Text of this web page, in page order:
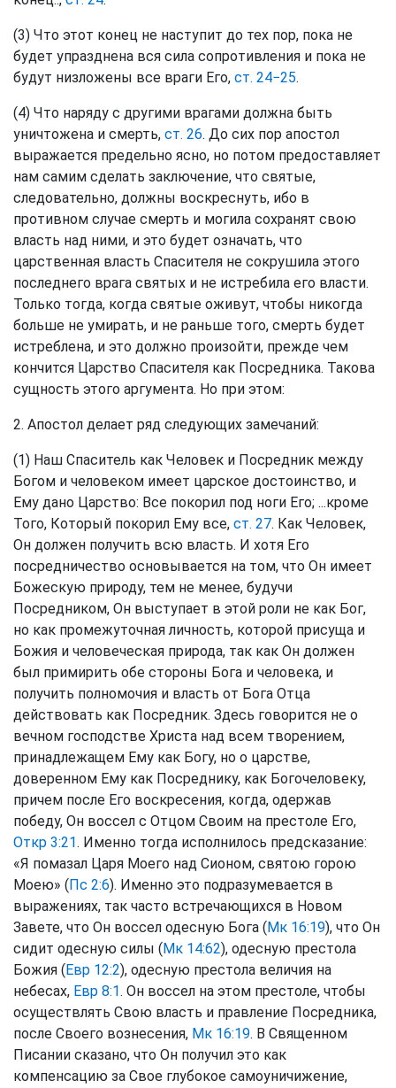
(3) Что этот конец не наступит до тех пор, пока не
будет упразднена вся сила сопротивления и пока не
будут низложены все враги Его, ст. 24−25.
(4) Что наряду с другими врагами должна быть
уничтожена и смерть, ст. 26. До сих пор апостол
выражается предельно ясно, но потом предоставляет
нам самим сделать заключение, что святые,
следовательно, должны воскреснуть, ибо в
противном случае смерть и могила сохранят свою
власть над ними, и это будет означать, что
царственная власть Спасителя не сокрушила этого
последнего врага святых и не истребила его власти.
Только тогда, когда святые оживут, чтобы никогда
больше не умирать, и не раньше того, смерть будет
истреблена, и это должно произойти, прежде чем
кончится Царство Спасителя как Посредника. Такова
сущность этого аргумента. Но при этом:
2. Апостол делает ряд следующих замечаний:
(1) Наш Спаситель как Человек и Посредник между
Богом и человеком имеет царское достоинство, и
Ему дано Царство: Все покорил под ноги Его; ...кроме
Того, Который покорил Ему все, ст. 27. Как Человек,
Он должен получить всю власть. И хотя Его
посредничество основывается на том, что Он имеет
Божескую природу, тем не менее, будучи
Посредником, Он выступает в этой роли не как Бог,
но как промежуточная личность, которой присуща и
Божия и человеческая природа, так как Он должен
был примирить обе стороны Бога и человека, и
получить полномочия и власть от Бога Отца
действовать как Посредник. Здесь говорится не о
вечном господстве Христа над всем творением,
принадлежащем Ему как Богу, но о царстве,
доверенном Ему как Посреднику, как Богочеловеку,
причем после Его воскресения, когда, одержав
победу, Он воссел с Отцом Своим на престоле Его,
Откр 3:21. Именно тогда исполнилось предсказание:
«Я помазал Царя Моего над Сионом, святою горою
Моею» (Пс 2:6). Именно это подразумевается в
выражениях, так часто встречающихся в Новом
Завете, что Он воссел одесную Бога (Мк 16:19), что Он
сидит одесную силы (Мк 14:62), одесную престола
Божия (Евр 12:2), одесную престола величия на
небесах, Евр 8:1. Он воссел на этом престоле, чтобы
осуществлять Свою власть и правление Посредника,
после Своего вознесения, Мк 16:19. В Священном
Писании сказано, что Он получил это как
компенсацию за Свое глубокое самоуничижение,